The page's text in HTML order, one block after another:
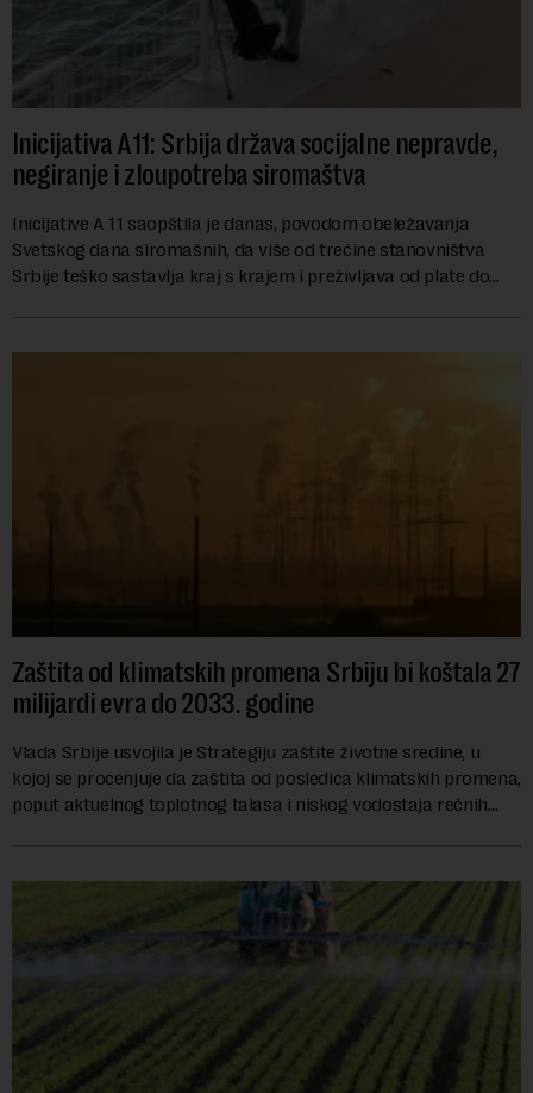
Inicijativa A11: Srbija država socijalne nepravde,
negiranje i zloupotreba siromaštva
Inicijative A 11 saopštila je danas, povodom obeležavanja
Svetskog dana siromašnih, da više od trećine stanovništva
Srbije teško sastavlja kraj s krajem i preživljava od plate do
Zaštita od klimatskih promena Srbiju bi koštala 27
milijardi evra do 2033. godine
Vlada Srbije usvojila je Strategiju zaštite životne sredine, u
kojoj se procenjuje da zaštita od posledica klimatskih promena,
poput aktuelnog toplotnog talasa i niskog vodostaja rečnih